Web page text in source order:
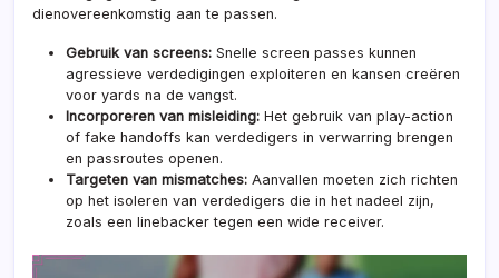
dienovereenkomstig aan te passen.
Gebruik van screens: Snelle screen passes kunnen
agressieve verdedigingen exploiteren en kansen creëren
voor yards na de vangst.
Incorporeren van misleiding: Het gebruik van play-action
of fake handoffs kan verdedigers in verwarring brengen
en passroutes openen.
Targeten van mismatches: Aanvallen moeten zich richten
op het isoleren van verdedigers die in het nadeel zijn,
zoals een linebacker tegen een wide receiver.